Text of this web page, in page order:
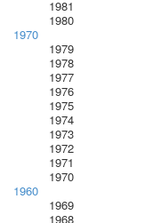
1981
1980
1970
1979
1978
1977
1976
1975
1974
1973
1972
1971
1970
1960
1969
1968